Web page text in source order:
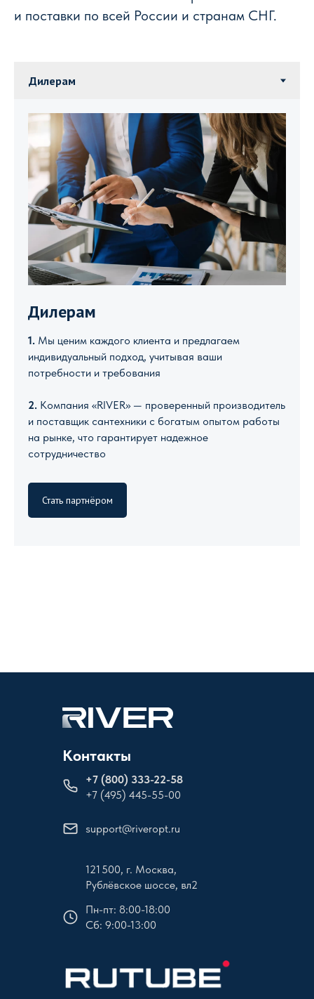
и поставки по всей России и странам СНГ.
Дилерам
1. Мы ценим каждого клиента и предлагаем
индивидуальный подход, учитывая ваши
потребности и требования
2. Компания «RIVER» — проверенный производитель
и поставщик сантехники с богатым опытом работы
на рынке, что гарантирует надежное
сотрудничество
Стать партнёром
Контакты
+7 (800) 333-22-58
+7 (495) 445-55-00
support@riveropt.ru
121 500, г. Москва,
Рублёвское шоссе, вл2
Пн-пт: 8:00-18:00
Сб: 9:00-13:00